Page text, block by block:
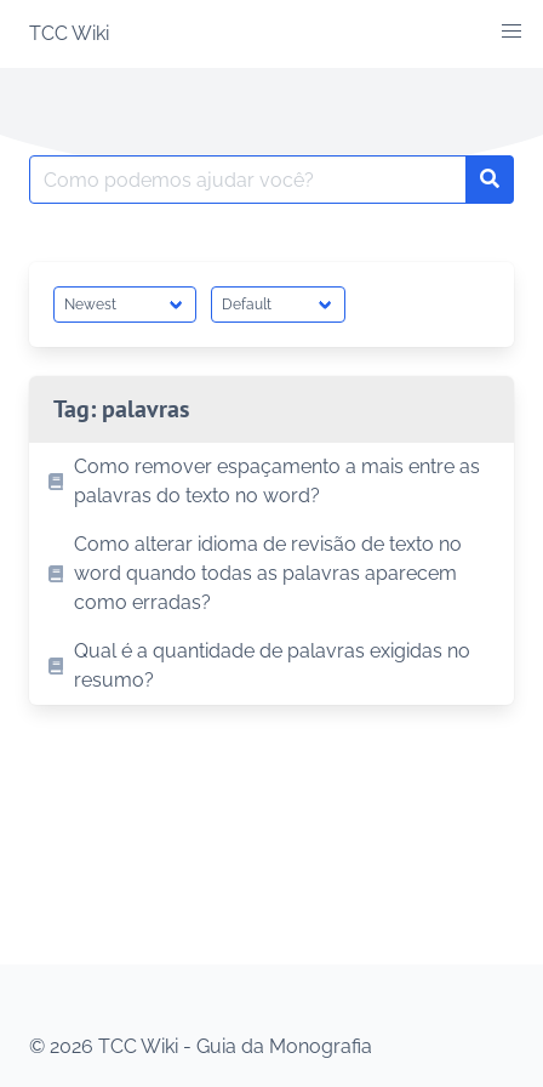
TCC Wiki
Search
for:
Tag: palavras
Como remover espaçamento a mais entre as
palavras do texto no word?
Como alterar idioma de revisão de texto no
word quando todas as palavras aparecem
como erradas?
Qual é a quantidade de palavras exigidas no
resumo?
© 2026 TCC Wiki - Guia da Monografia